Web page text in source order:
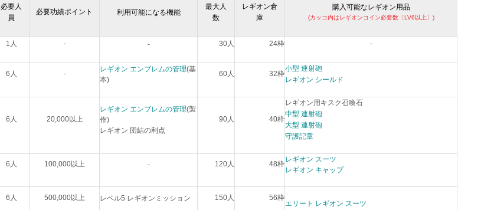
必要人
員
必要功績ポイント 利用可能になる機能
最大人
数
レギオン倉
庫
購入可能なレギオン用品
(カッコ内はレギオンコイン必要数〔LV6以上〕)
1人 - - 30人 24枠 -
6人 -
レギオン エンブレムの管理(基
本)
60人 32枠
小型 連射砲
レギオン シールド
6人 20,000以上
レギオン エンブレムの管理(製
作)
レギオン 団結の利点
90人 40枠
レギオン用キスク召喚石
中型 連射砲
大型 連射砲
守護記章
6人 100,000以上 - 120人 48枠
レギオン スーツ
レギオン キャップ
6人 500,000以上 レベル5 レギオンミッション 150人 56枠
エリート レギオン スーツ